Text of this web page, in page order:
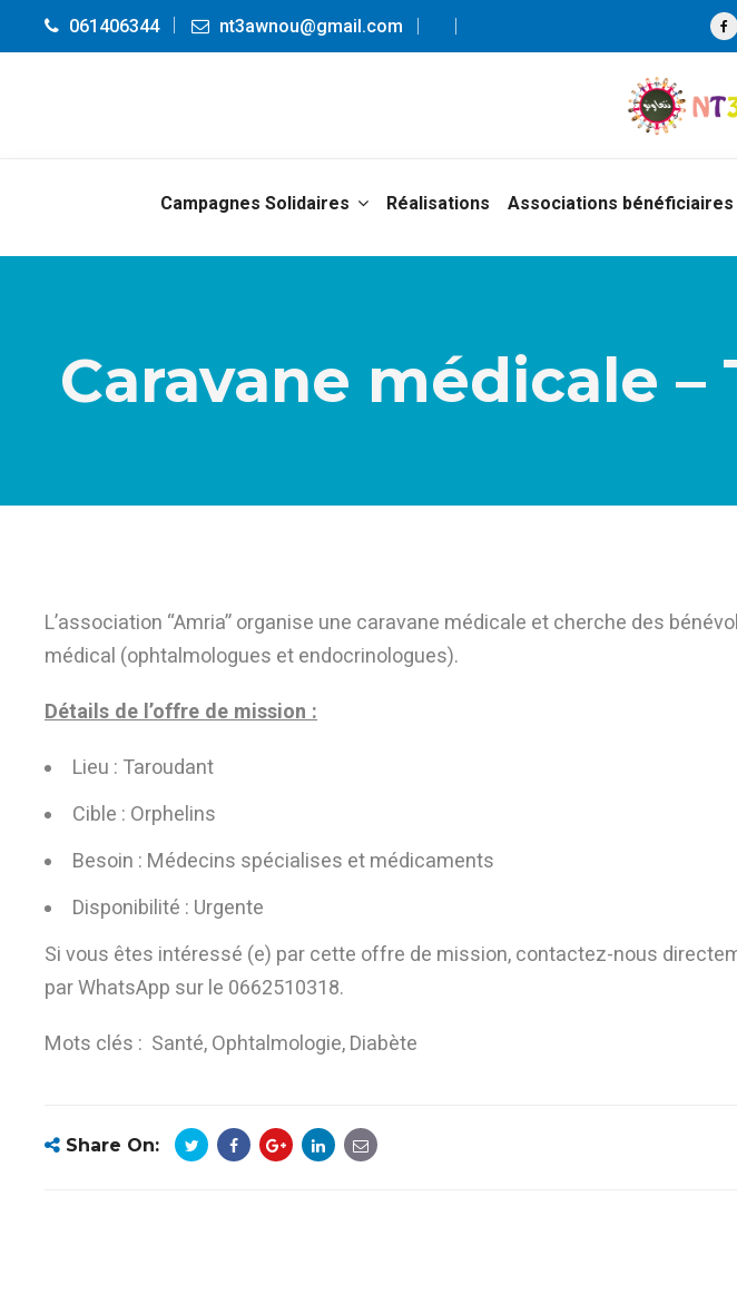
061406344 nt3awnou@gmail.com
Campagnes Solidaires Réalisations Associations bénéficiaires
Caravane médicale –
L’association “Amria” organise une caravane médicale et cherche des
médical (ophtalmologues et endocrinologues).
Détails de l’offre de mission :
Lieu : Taroudant
Cible : Orphelins
Besoin : Médecins spécialises et médicaments
Disponibilité : Urgente
Si vous êtes intéressé (e) par cette offre de mission, contactez-nous
par WhatsApp sur le 0662510318.
Mots clés : Santé, Ophtalmologie, Diabète
Share On: